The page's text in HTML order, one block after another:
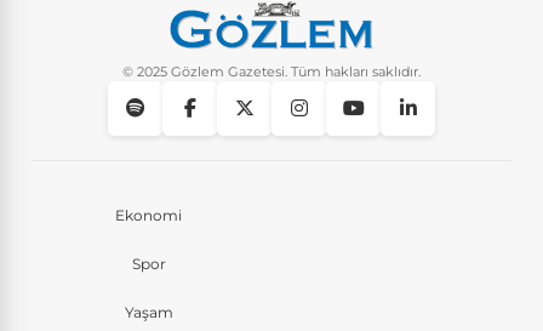
© 2025 Gözlem Gazetesi. Tüm hakları saklıdır.
Ekonomi
Spor
Yaşam